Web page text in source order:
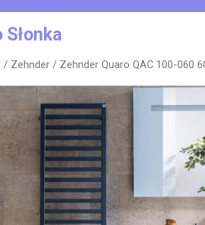
Słonka
/ Zehnder / Zehnder Quaro QAC 100-060